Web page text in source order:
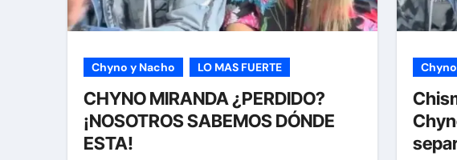
Chyno y Nacho LO MAS FUERTE
CHYNO MIRANDA ¿PERDIDO?
¡NOSOTROS SABEMOS DÓNDE
ESTA!